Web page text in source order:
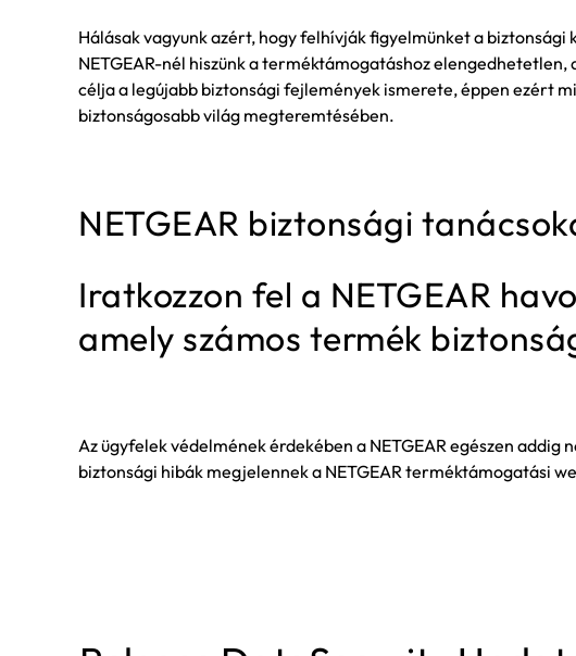
Hálásak vagyunk azért, hogy felhívják figyelmünket a
NETGEAR-nél hiszünk a terméktámogatáshoz
célja a legújabb biztonsági fejlemények ismerete, éppen ezért
biztonságosabb világ megteremtésében.
NETGEAR biztonsági
Iratkozzon fel a NETGEAR
amely számos termék
Az ügyfelek védelmének érdekében a NETGEAR egészen
biztonsági hibák megjelennek a NETGEAR terméktámogatási